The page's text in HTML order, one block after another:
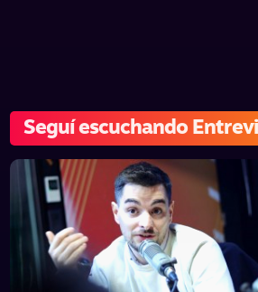
Seguí escuchando